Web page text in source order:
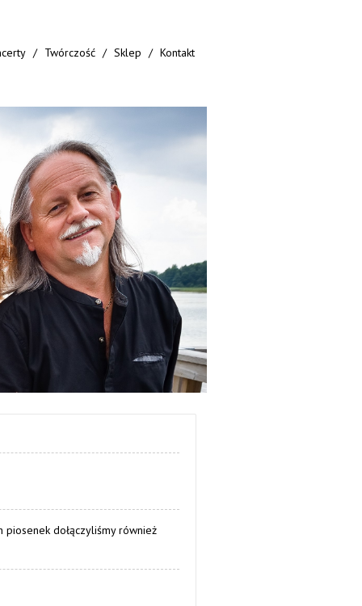
Twórczość Sklep Kontakt
piosenek dołączyliśmy również